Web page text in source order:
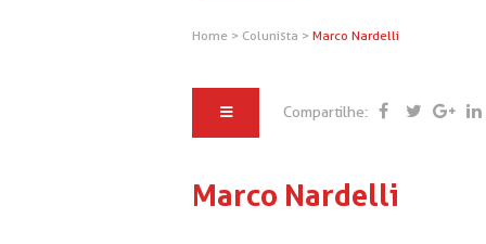
Home > Colunista > Marco Nardelli
Compartilhe:
Marco Nardelli